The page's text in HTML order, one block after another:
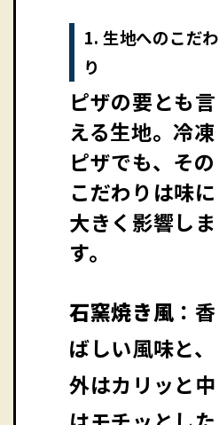
1. 生地へのこだわ
り
ピザの要とも言
える生地。冷凍
ピザでも、その
こだわりは味に
大きく影響しま
す。
石窯焼き風 ：香
ばしい風味と、
外はカリッと中